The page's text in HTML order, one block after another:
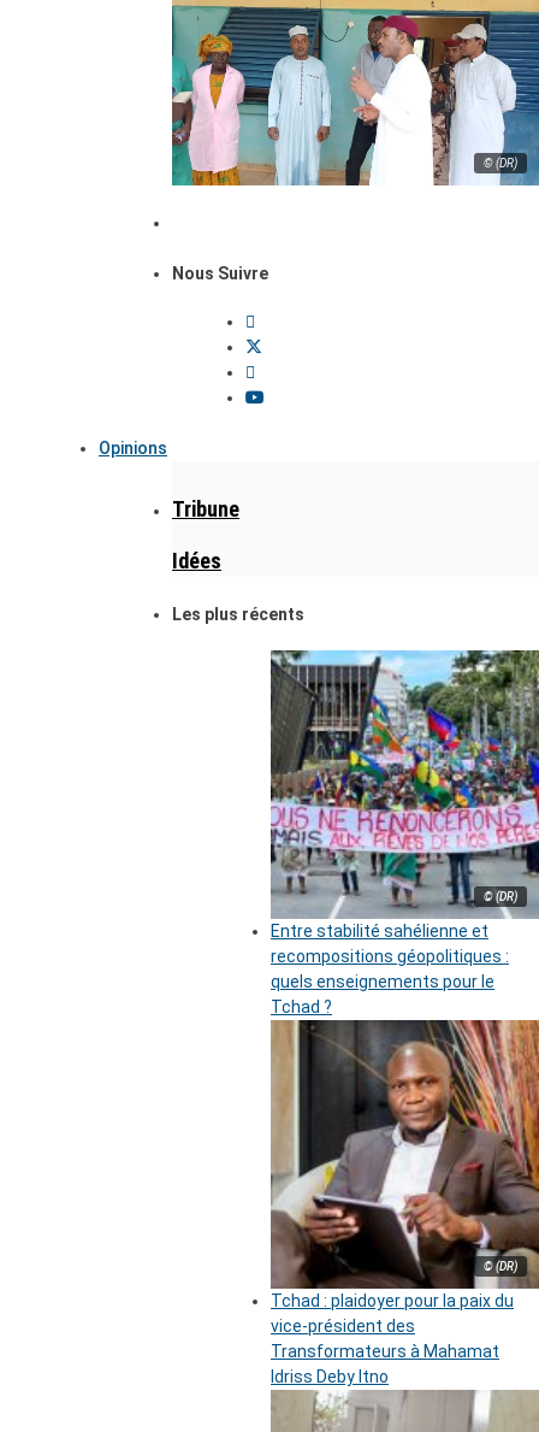
© (DR)
Nous Suivre
Opinions
Tribune
Idées
Les plus récents
© (DR)
Entre stabilité sahélienne et
recompositions géopolitiques :
quels enseignements pour le
Tchad ?
© (DR)
Tchad : plaidoyer pour la paix du
vice-président des
Transformateurs à Mahamat
Idriss Deby Itno